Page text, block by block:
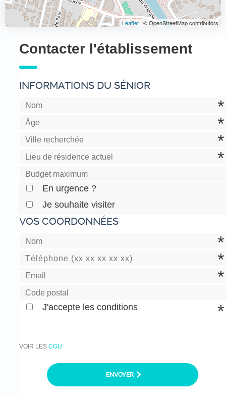
Leaflet | © OpenStreetMap contributors
Contacter l'établissement
INFORMATIONS DU SÉNIOR
En urgence ?
Je souhaite visiter
VOS COORDONNÉES
J'accepte les conditions
VOIR LES CGU
ENVOYER